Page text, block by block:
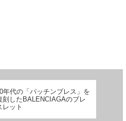
年代の「パッチンブレス」を
刻したBALENCIAGAのブレ
レット